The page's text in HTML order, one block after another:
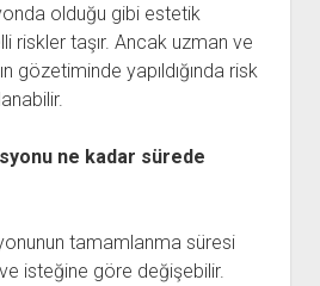
olduğu gibi estetik
riskler taşır. Ancak uzman ve
gözetiminde yapıldığında risk
ne kadar sürede
tamamlanma süresi
isteğine göre değişebilir.